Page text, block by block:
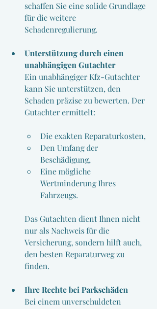
schaffen Sie eine solide Grundlage
für die weitere
Schadenregulierung.
Unterstützung durch einen
unabhängigen Gutachter
Ein unabhängiger Kfz-Gutachter
kann Sie unterstützen, den
Schaden präzise zu bewerten. Der
Gutachter ermittelt:
Die exakten Reparaturkosten,
Den Umfang der
Beschädigung,
Eine mögliche
Wertminderung Ihres
Fahrzeugs.
Das Gutachten dient Ihnen nicht
nur als Nachweis für die
Versicherung, sondern hilft auch,
den besten Reparaturweg zu
finden.
Ihre Rechte bei Parkschäden
Bei einem unverschuldeten